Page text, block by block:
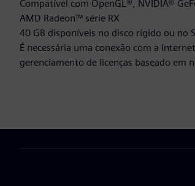
Compatível com OpenGL®, NVIDIA®
AMD Radeon™ série RX
40 GB disponíveis no disco rígido ou no
É necessária uma conexão com a
gerenciamento de licenças baseado em